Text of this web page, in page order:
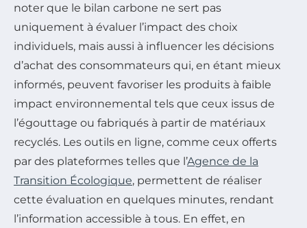
noter que le bilan carbone ne sert pas
uniquement à évaluer l’impact des choix
individuels, mais aussi à influencer les décisions
d’achat des consommateurs qui, en étant mieux
informés, peuvent favoriser les produits à faible
impact environnemental tels que ceux issus de
l’égouttage ou fabriqués à partir de matériaux
recyclés. Les outils en ligne, comme ceux offerts
par des plateformes telles que l’Agence de la
Transition Écologique, permettent de réaliser
cette évaluation en quelques minutes, rendant
l’information accessible à tous. En effet, en